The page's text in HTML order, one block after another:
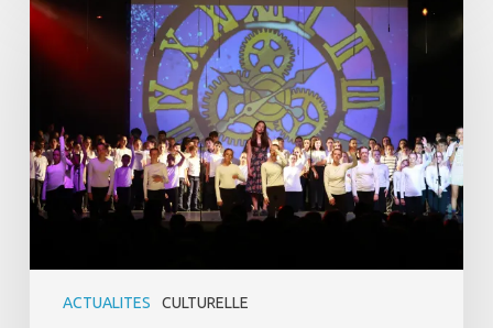
ACTUALITES CULTURELLE
Musicale
–
Retour